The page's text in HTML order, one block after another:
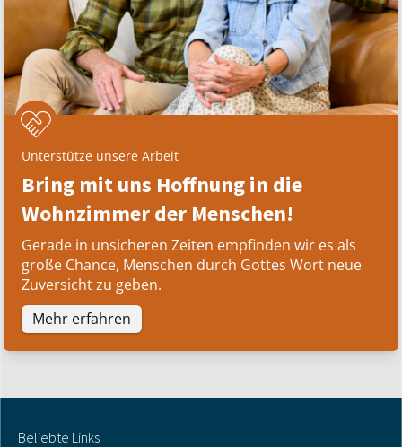
Unterstütze unsere Arbeit
Bring mit uns Hoffnung in die
Wohnzimmer der Menschen!
Gerade in unsicheren Zeiten empfinden wir es als
große Chance, Menschen durch Gottes Wort neue
Zuversicht zu geben.
Mehr erfahren
Beliebte Links